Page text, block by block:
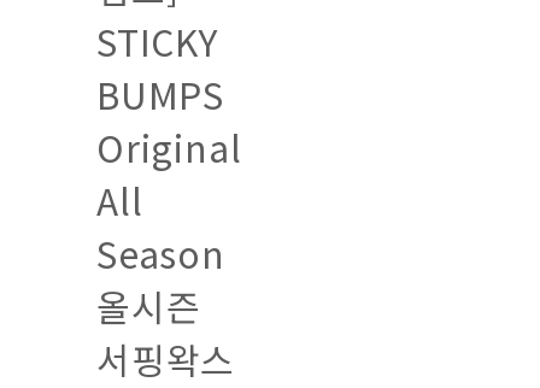
STICKY
BUMPS
Original
All
Season
올시즌
서핑왁스